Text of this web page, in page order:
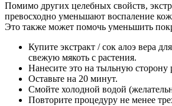
Помимо других целебных свойств,
превосходно уменьшают воспаление
Это также может помочь уменьшить
Купите экстракт / сок алоэ вера
свежую мякоть с растения.
Нанесите это на тыльную сторону
Оставьте на 20 минут.
Смойте холодной водой
Повторите процедуру не менее